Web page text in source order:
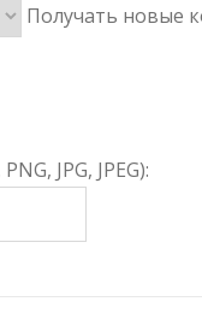
Получать новые
JPG, JPEG):